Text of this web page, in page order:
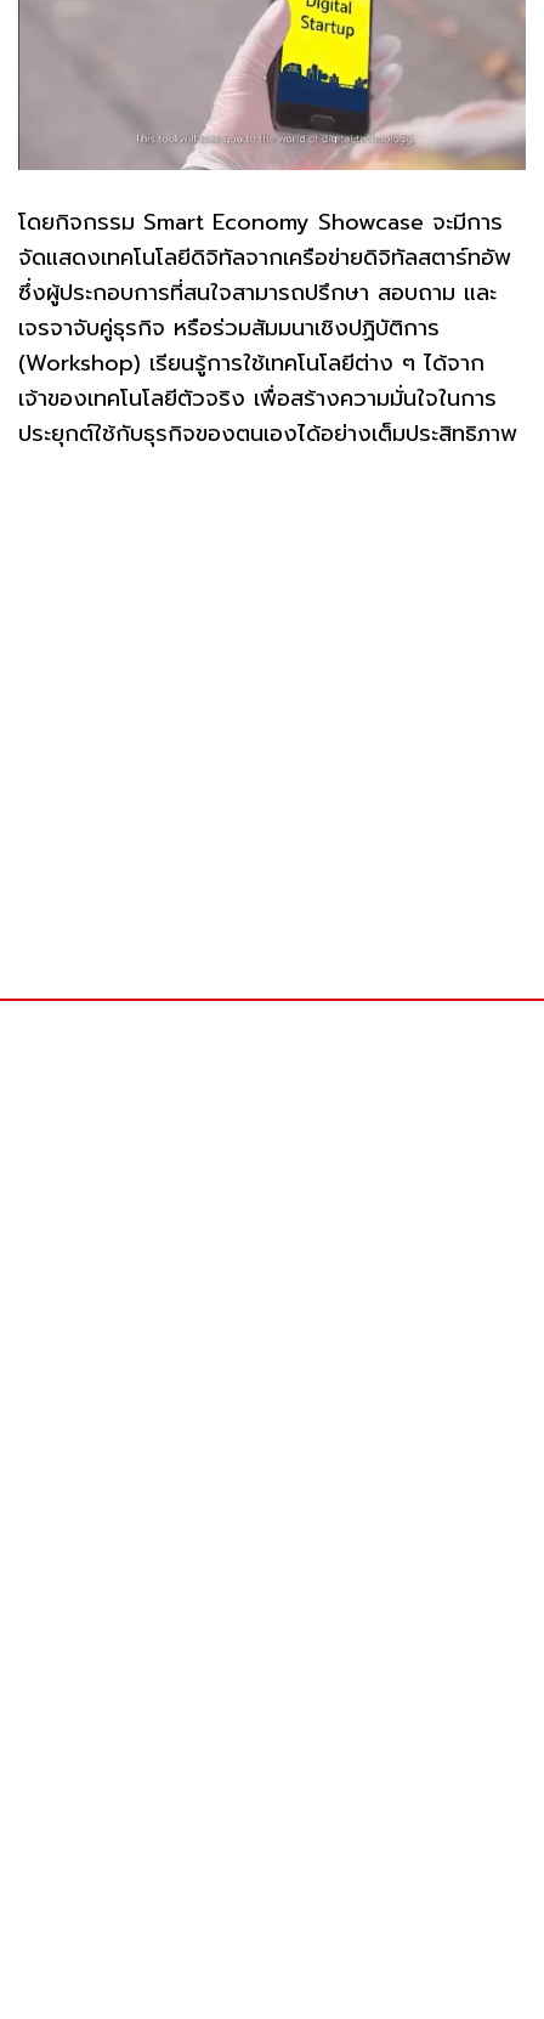
โดยกิจกรรม Smart Economy Showcase จะมีการ
จัดแสดงเทคโนโลยีดิจิทัลจากเครือข่ายดิจิทัลสตาร์ทอัพ
ซึ่งผู้ประกอบการที่สนใจสามารถปรึกษา สอบถาม และ
เจรจาจับคู่ธุรกิจ หรือร่วมสัมมนาเชิงปฏิบัติการ
(Workshop) เรียนรู้การใช้เทคโนโลยีต่าง ๆ ได้จาก
เจ้าของเทคโนโลยีตัวจริง เพื่อสร้างความมั่นใจในการ
ประยุกต์ใช้กับธุรกิจของตนเองได้อย่างเต็มประสิทธิภาพ